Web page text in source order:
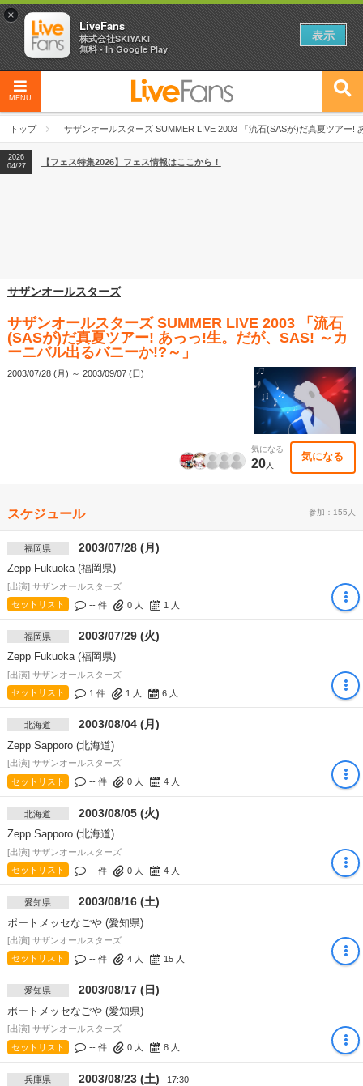
MENU
トップ サザンオールスターズ SUMMER LIVE 2003 「流石(SASが)だ真夏ツアー!
2026
04/27
2026
【ライブ動員ランキング】2026年上半期編発表！
2026
04/27
【フェス特集2026】フェス情報はここから！
サザンオールスターズ
サザンオールスターズ SUMMER LIVE 2003 「流石
(SASが)だ真夏ツアー! あっっ!生。だが、SAS! ～カ
ーニバル出るバニーか!?～」
2003/07/28 (月) ～ 2003/09/07 (日)
気になる
20人
気になる
スケジュール 参加：155人
福岡県 2003/07/28 (月)
Zepp Fukuoka (福岡県)
[出演] サザンオールスターズ
セットリスト
-- 件 0人 1 人
福岡県 2003/07/29 (火)
Zepp Fukuoka (福岡県)
[出演] サザンオールスターズ
セットリスト
1 件 1 人 6人
北海道 2003/08/04 (月)
Zepp Sapporo (北海道)
[出演] サザンオールスターズ
セットリスト
-- 件 0人 4人
北海道 2003/08/05 (火)
Zepp Sapporo (北海道)
[出演] サザンオールスターズ
セットリスト
-- 件 0人 4人
愛知県 2003/08/16 (土)
ポートメッセなごや (愛知県)
[出演] サザンオールスターズ
セットリスト
-- 件 4人 15人
愛知県 2003/08/17 (日)
ポートメッセなごや (愛知県)
[出演] サザンオールスターズ
セットリスト
-- 件 0人 8人
兵庫県 2003/08/23 (土) 17:30
×
LiveFans
株式会社SKIYAKI
無料 - In Google Play
表示